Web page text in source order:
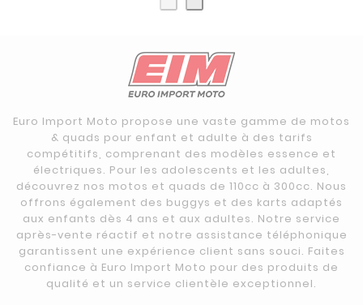
Euro Import Moto propose une vaste gamme de motos
& quads pour enfant et adulte à des tarifs
compétitifs, comprenant des modèles essence et
électriques. Pour les adolescents et les adultes,
découvrez nos motos et quads de 110cc à 300cc. Nous
offrons également des buggys et des karts adaptés
aux enfants dès 4 ans et aux adultes. Notre service
après-vente réactif et notre assistance téléphonique
garantissent une expérience client sans souci. Faites
confiance à Euro Import Moto pour des produits de
qualité et un service clientèle exceptionnel.